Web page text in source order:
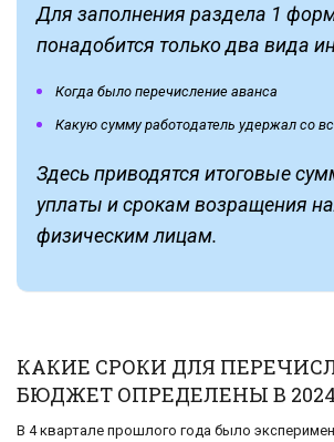
Для заполнения раздела 1
понадобится только два вида
Когда было перечисление аванса
Какую сумму работодатель удержал со
Здесь приводятся итоговые
уплаты и срокам возращения
физическим лицам.
КАКИЕ СРОКИ ДЛЯ
БЮДЖЕТ ОПРЕДЕЛЕНЫ В
В 4 квартале прошлого года было